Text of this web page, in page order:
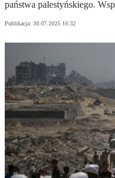
państwa palestyńskiego.
Publikacja: 30.07.2025 16:32